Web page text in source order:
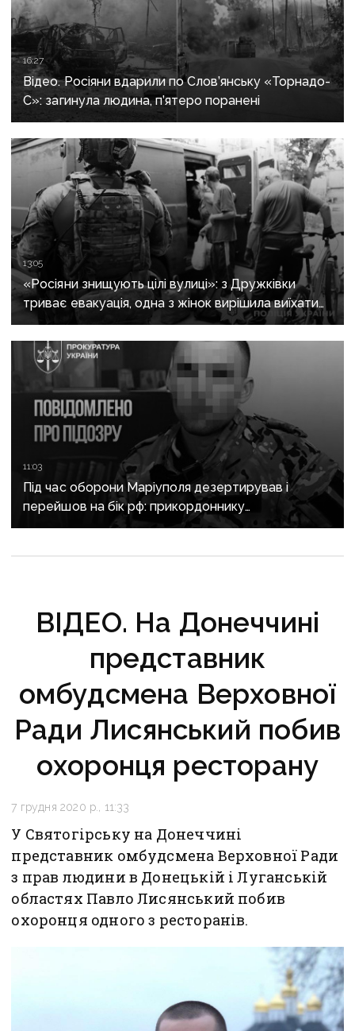
16:27
Відео. Росіяни вдарили по Слов’янську «Торнадо-
С»: загинула людина, п’ятеро поранені
13:05
«Росіяни знищують цілі вулиці»: з Дружківки
триває евакуація, одна з жінок вирішила виїхати
після загибелі чоловіка
11:03
Під час оборони Маріуполя дезертирував і
перейшов на бік рф: прикордоннику
з «Азовсталі» повідомили про підозру
ВІДЕО. На Донеччині
представник
омбудсмена Верховної
Ради Лисянський побив
охоронця ресторану
7 грудня 2020 р., 11:33
У Святогірську на Донеччині
представник омбудсмена Верховної Ради
з прав людини в Донецькій і Луганській
областях Павло Лисянський побив
охоронця одного з ресторанів.